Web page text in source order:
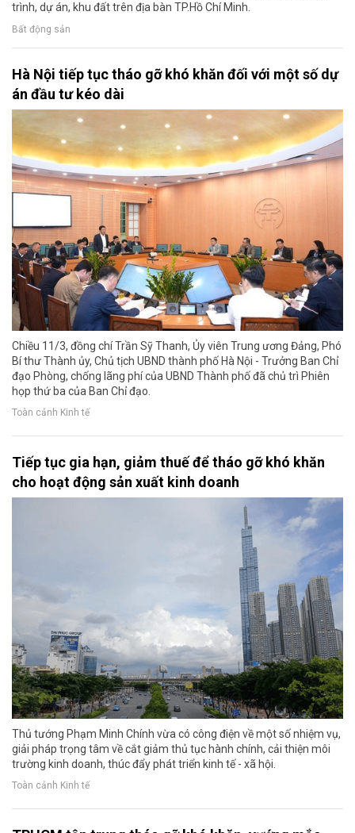
trình, dự án, khu đất trên địa bàn TP.Hồ Chí Minh.
Bất động sản
Hà Nội tiếp tục tháo gỡ khó khăn đối với một số dự
án đầu tư kéo dài
Chiều 11/3, đồng chí Trần Sỹ Thanh, Ủy viên Trung ương Đảng, Phó
Bí thư Thành ủy, Chủ tịch UBND thành phố Hà Nội - Trưởng Ban Chỉ
đạo Phòng, chống lãng phí của UBND Thành phố đã chủ trì Phiên
họp thứ ba của Ban Chỉ đạo.
Toàn cảnh Kinh tế
Tiếp tục gia hạn, giảm thuế để tháo gỡ khó khăn
cho hoạt động sản xuất kinh doanh
Thủ tướng Phạm Minh Chính vừa có công điện về một số nhiệm vụ,
giải pháp trọng tâm về cắt giảm thủ tục hành chính, cải thiện môi
trường kinh doanh, thúc đẩy phát triển kinh tế - xã hội.
Toàn cảnh Kinh tế